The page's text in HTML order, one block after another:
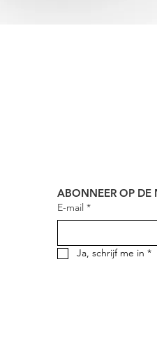
ABONNEER OP DE
E-mail *
Ja, schrijf me in *